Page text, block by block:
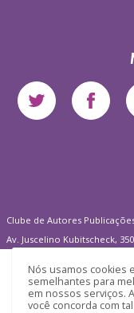
Nós usamos cookies
semelhantes para
em nossos serviços.
você concorda com
Clube de Autores Publicações
Av. Juscelino Kubitscheck,